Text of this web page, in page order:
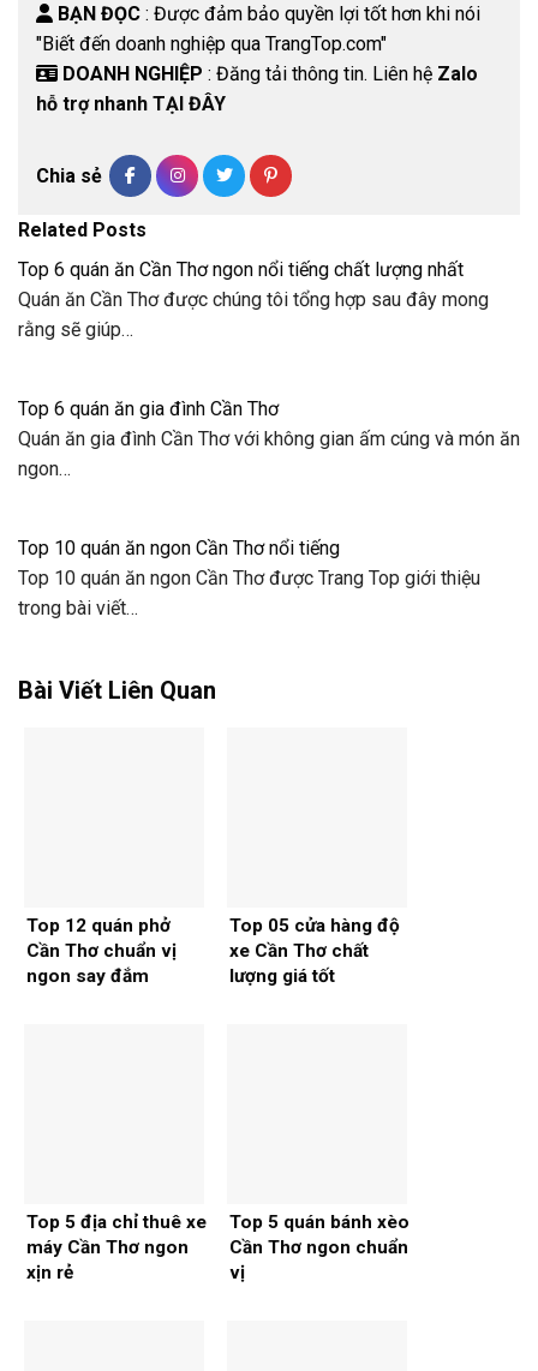
BẠN ĐỌC : Được đảm bảo quyền lợi tốt hơn khi nói
"Biết đến doanh nghiệp qua TrangTop.com"
DOANH NGHIỆP : Đăng tải thông tin. Liên hệ Zalo
hỗ trợ nhanh TẠI ĐÂY
Chia sẻ
Related Posts
Top 6 quán ăn Cần Thơ ngon nổi tiếng chất lượng nhất
Quán ăn Cần Thơ được chúng tôi tổng hợp sau đây mong
rằng sẽ giúp…
Top 6 quán ăn gia đình Cần Thơ
Quán ăn gia đình Cần Thơ với không gian ấm cúng và món ăn
ngon…
Top 10 quán ăn ngon Cần Thơ nổi tiếng
Top 10 quán ăn ngon Cần Thơ được Trang Top giới thiệu
trong bài viết…
Bài Viết Liên Quan
Top 12 quán phở
Cần Thơ chuẩn vị
ngon say đắm
Top 05 cửa hàng độ
xe Cần Thơ chất
lượng giá tốt
Top 5 địa chỉ thuê xe
máy Cần Thơ ngon
xịn rẻ
Top 5 quán bánh xèo
Cần Thơ ngon chuẩn
vị